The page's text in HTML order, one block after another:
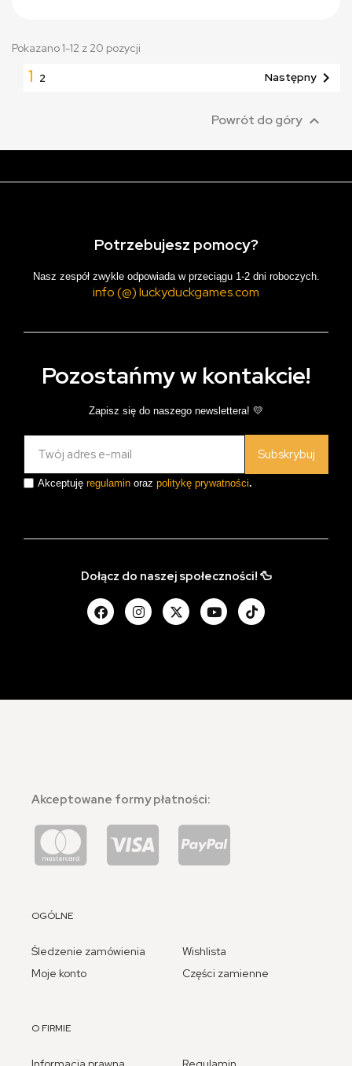
Pokazano 1-12 z 20 pozycji
1 2 Następny 
Powrót do góry 
Potrzebujesz pomocy?
Nasz zespół zwykle odpowiada w przeciągu 1-2 dni roboczych.
info (@) luckyduckgames.com
Pozostańmy w kontakcie!
Zapisz się do naszego newslettera! 💛
Subskrybuj
Akceptuję regulamin oraz politykę prywatności.
Dołącz do naszej społeczności! 🦆
Akceptowane formy płatności:
OGÓLNE
Śledzenie zamówienia
Moje konto
Wishlista
Części zamienne
O FIRMIE